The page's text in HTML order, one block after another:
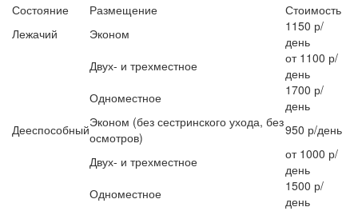
Состояние Размещение
Стоимость
Лежачий
Эконом
1150 р/
день
Двух- и трехместное
от 1100 р/
день
Одноместное
1700 р/
день
ДееспособныйЭконом (без сестринского ухода, без
осмотров)
950 р/день
Двух- и трехместное
от 1000 р/
день
Одноместное
1500 р/
день